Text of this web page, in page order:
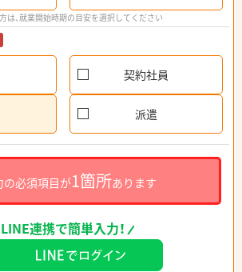
、就業開始時期の目安を選択してください
契約社員
派遣
の必須項目が1箇所あります
LINE連携で簡単入力！